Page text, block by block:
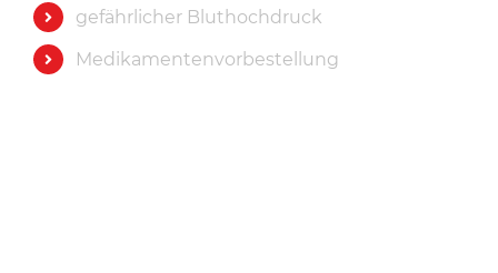
gefährlicher Bluthochdruck
Medikamentenvorbestellung